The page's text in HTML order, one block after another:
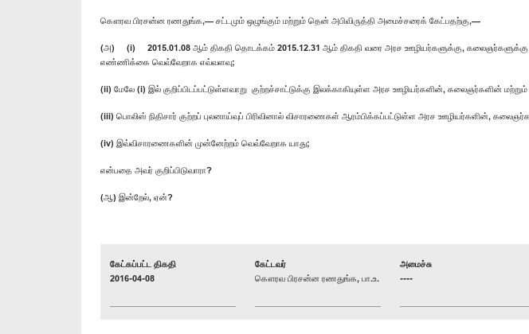
கௌரவ பிரசன்ன ரணதுங்க,— சட்டமும் ஒழுங்கும் மற்றும் தென் அபிவிருத்தி அமைச்சரைக் கேட்பதற்கு,—
(அ) (i) 2015.01.08 ஆம் திகதி தொடக்கம் 2015.12.31 ஆம் திகதி வரை அரச ஊழியர்களுக்கு, கலைஞர்களுக்கு
எண்ணிக்கை வெவ்வேறாக எவ்வளவு;
(ii) மேலே (i) இல் குறிப்பிடப்பட்டுள்ளவாறு குற்றச்சாட்டுக்கு இலக்காகியுள்ள அரச ஊழியர்களின், கலைஞர்களின்
(iii) பொலிஸ் நிதிசார் குற்றப் புலனாய்வுப் பிரிவினால் விசாரணைகள் ஆரம்பிக்கப்பட்டுள்ள அரச ஊழியர்களின்,
(iv) இவ்விசாரணைகளின் முன்னேற்றம் வெவ்வேறாக யாது;
என்பதை அவர் குறிப்பிடுவாரா?
(ஆ) இன்றேல், ஏன்?
கேட்கப்பட்ட திகதி
2016-04-08
கேட்டவர்
கௌரவ பிரசன்ன ரணதுங்க, பா.உ.
அமைச்சு
----